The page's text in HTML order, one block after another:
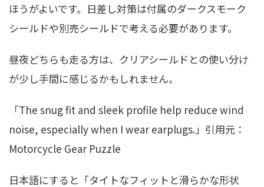
ほうがよいです。日差し対策は付属のダークスモーク
シールドや別売シールドで考える必要があります。
昼夜どちらも走る方は、クリアシールドとの使い分け
が少し手間に感じるかもしれません。
「The snug fit and sleek profile help reduce wind
noise, especially when I wear earplugs.」引用元：
Motorcycle Gear Puzzle
日本語にすると「タイトなフィットと滑らかな形状